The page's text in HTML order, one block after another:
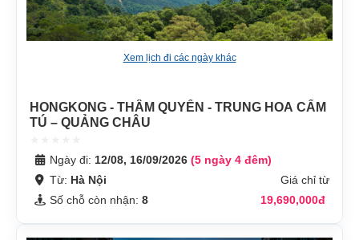
Xem lịch đi các ngày khác
HONGKONG - THÂM QUYẾN - TRUNG HOA CẨM
TÚ – QUẢNG CHÂU
Ngày đi: 12/08, 16/09/2026 (5 ngày 4 đêm)
Từ: Hà Nội
Giá chỉ từ
Số chỗ còn nhận: 8 19,690,000đ